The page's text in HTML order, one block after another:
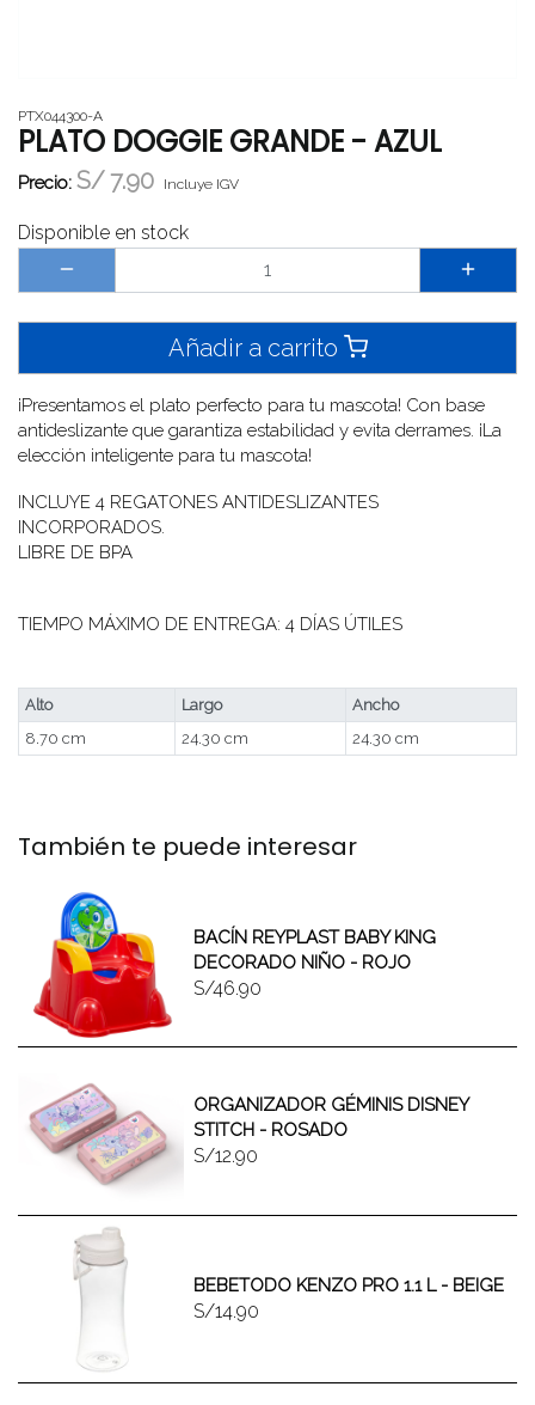
PTX044300-A
PLATO DOGGIE GRANDE - AZUL
Precio: S/ 7.90 Incluye IGV
Disponible en stock
Añadir a carrito
¡Presentamos el plato perfecto para tu mascota! Con base
antideslizante que garantiza estabilidad y evita derrames. ¡La
elección inteligente para tu mascota!
INCLUYE 4 REGATONES ANTIDESLIZANTES
INCORPORADOS.
LIBRE DE BPA
TIEMPO MÁXIMO DE ENTREGA: 4 DÍAS ÚTILES
Alto Largo
Ancho
8.70 cm
24.30 cm 24.30 cm
También te puede interesar
BACÍN REYPLAST BABY KING
DECORADO NIÑO - ROJO
S/46.90
ORGANIZADOR GÉMINIS DISNEY
STITCH - ROSADO
S/12.90
BEBETODO KENZO PRO 1.1 L - BEIGE
S/14.90